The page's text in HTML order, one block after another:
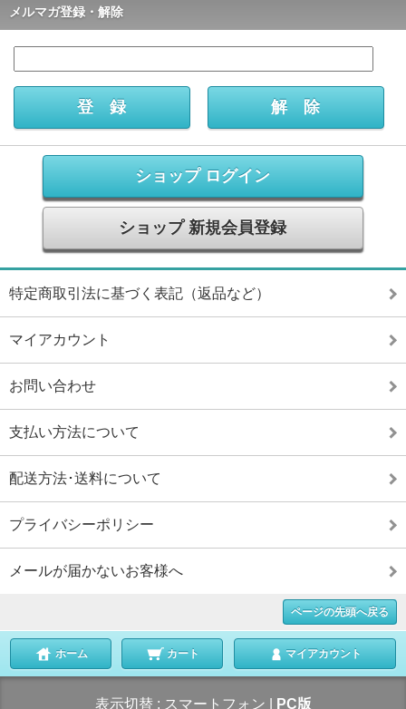
メルマガ登録・解除
ショップ ログイン
ショップ 新規会員登録
特定商取引法に基づく表記（返品など）
マイアカウント
お問い合わせ
支払い方法について
配送方法･送料について
プライバシーポリシー
メールが届かないお客様へ
ページの先頭へ戻る
ホーム カート マイアカウント
表示切替 : スマートフォン PC版